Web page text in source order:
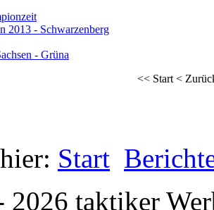
2013 - Schwarzenberg
- Grüna
<< Start<
Start
taktiker